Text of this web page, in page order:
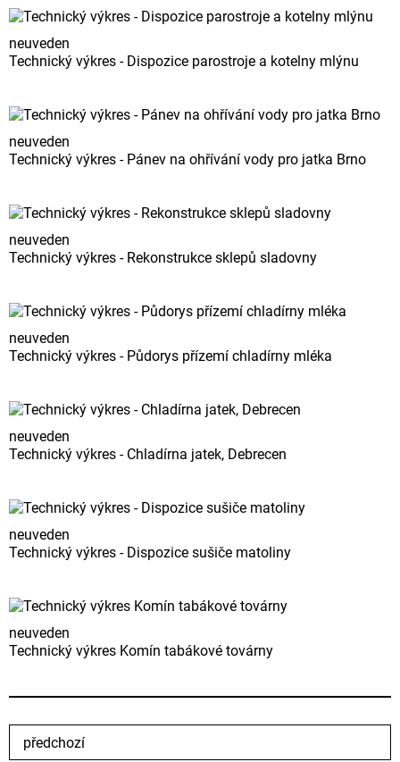
neuveden
Technický výkres - Dispozice parostroje a kotelny mlýnu
neuveden
Technický výkres - Pánev na ohřívání vody pro jatka Brno
neuveden
Technický výkres - Rekonstrukce sklepů sladovny
neuveden
Technický výkres - Půdorys přízemí chladírny mléka
neuveden
Technický výkres - Chladírna jatek, Debrecen
neuveden
Technický výkres - Dispozice sušiče matoliny
neuveden
Technický výkres Komín tabákové továrny
předchozí